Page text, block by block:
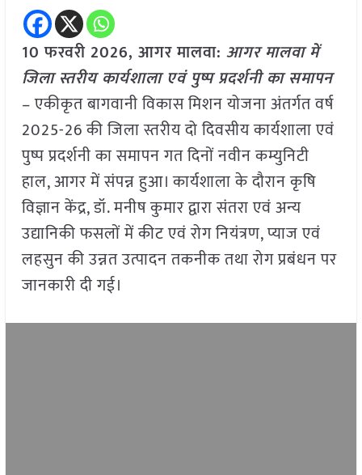
10 फरवरी 2026, आगर मालवा: आगर मालवा में
जिला स्तरीय कार्यशाला एवं पुष्प प्रदर्शनी का समापन
– एकीकृत बागवानी विकास मिशन योजना अंतर्गत वर्ष
2025-26 की जिला स्तरीय दो दिवसीय कार्यशाला एवं
पुष्प प्रदर्शनी का समापन गत दिनों नवीन कम्युनिटी
हाल, आगर में संपन्न हुआ। कार्यशाला के दौरान कृषि
विज्ञान केंद्र, डॉ. मनीष कुमार द्वारा संतरा एवं अन्य
उद्यानिकी फसलों में कीट एवं रोग नियंत्रण, प्याज एवं
लहसुन की उन्नत उत्पादन तकनीक तथा रोग प्रबंधन पर
जानकारी दी गई।